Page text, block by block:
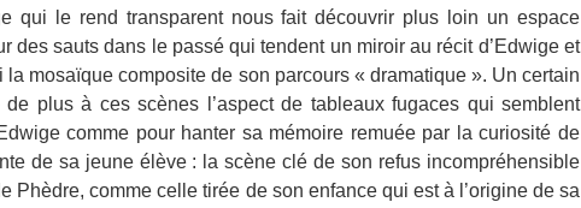
qui le rend transparent nous fait découvrir plus loin un espace
des sauts dans le passé qui tendent un miroir au récit d’Edwige et
la mosaïque composite de son parcours « dramatique ». Un certain
plus à ces scènes l’aspect de tableaux fugaces qui semblent
comme pour hanter sa mémoire remuée par la curiosité de
de sa jeune élève : la scène clé de son refus incompréhensible
Phèdre, comme celle tirée de son enfance qui est à l’origine de sa